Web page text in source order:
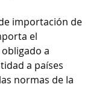
importación de
el
a
a países
normas de la